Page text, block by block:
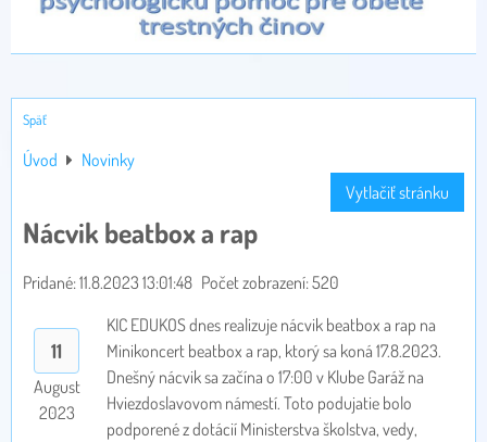
Späť
Úvod
Novinky
Vytlačiť stránku
Nácvik beatbox a rap
Pridané: 11.8.2023 13:01:48 Počet zobrazení: 520
11
August
2023
KIC EDUKOS dnes realizuje nácvik beatbox a rap na
Minikoncert beatbox a rap, ktorý sa koná 17.8.2023.
Dnešný nácvik sa začína o 17:00 v Klube Garáž na
Hviezdoslavovom námestí. Toto podujatie bolo
podporené z dotácií Ministerstva školstva, vedy,